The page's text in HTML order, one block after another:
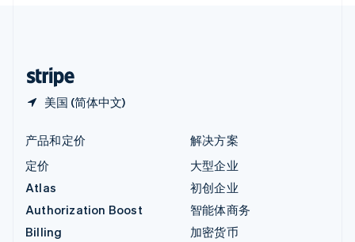
美国 (简体中文)
产品和定价
定价
Atlas
Authorization Boost
Billing
解决方案
大型企业
初创企业
智能体商务
加密货币